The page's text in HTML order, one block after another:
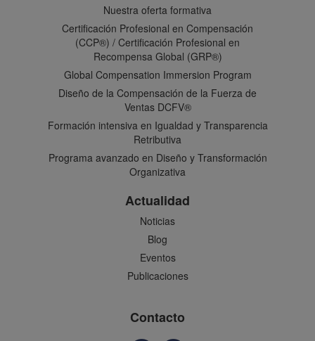
Nuestra oferta formativa
Certificación Profesional en Compensación
(CCP®) / Certificación Profesional en
Recompensa Global (GRP®)
Global Compensation Immersion Program
Diseño de la Compensación de la Fuerza de
Ventas DCFV®
Formación intensiva en Igualdad y Transparencia
Retributiva
Programa avanzado en Diseño y Transformación
Organizativa
Actualidad
Noticias
Blog
Eventos
Publicaciones
Contacto